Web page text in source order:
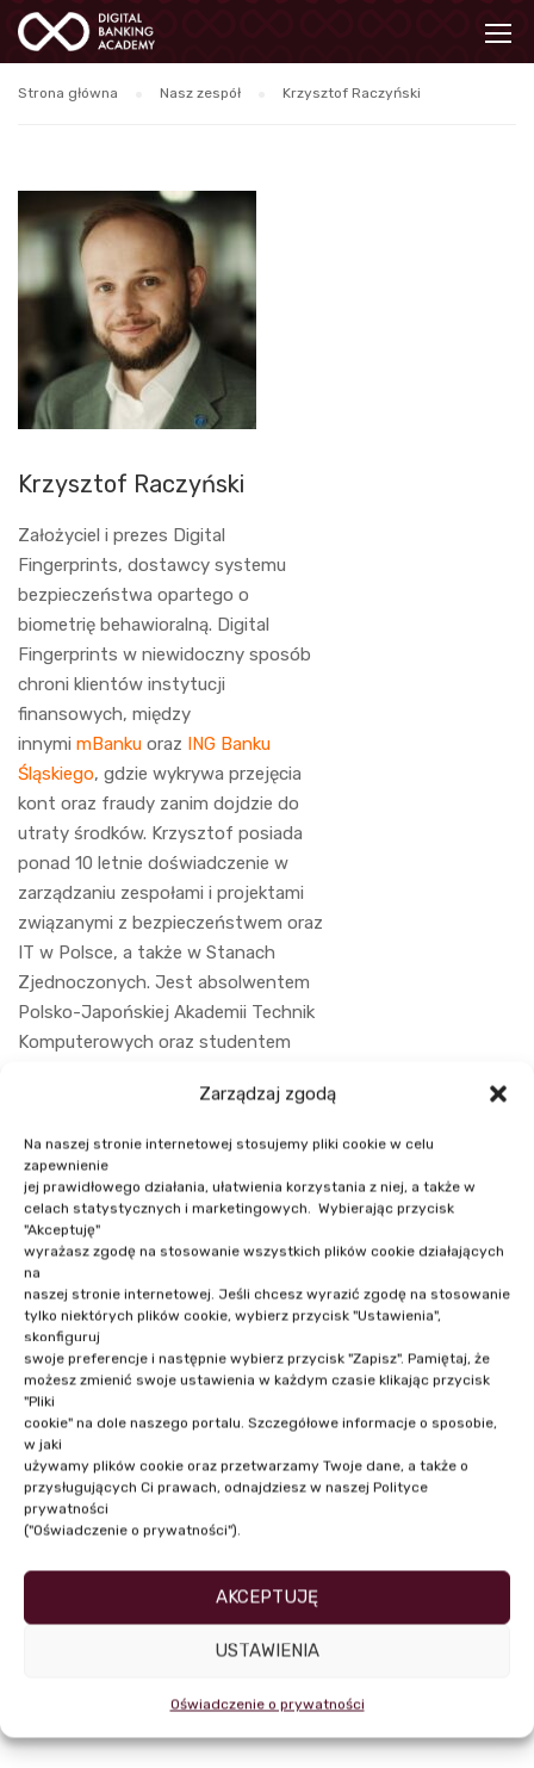
Zarządzaj zgodą
Na naszej stronie internetowej stosujemy pliki cookie w celu
zapewnienie
jej prawidłowego działania, ułatwienia korzystania z niej, a także w
celach statystycznych i marketingowych. Wybierając przycisk
"Akceptuję"
wyrażasz zgodę na stosowanie wszystkich plików cookie działających
na
naszej stronie internetowej. Jeśli chcesz wyrazić zgodę na stosowanie
tylko niektórych plików cookie, wybierz przycisk "Ustawienia",
skonfiguruj
swoje preferencje i następnie wybierz przycisk "Zapisz". Pamiętaj, że
możesz zmienić swoje ustawienia w każdym czasie klikając przycisk
"Pliki
cookie" na dole naszego portalu. Szczegółowe informacje o sposobie,
w jaki
używamy plików cookie oraz przetwarzamy Twoje dane, a także o
przysługujących Ci prawach, odnajdziesz w naszej Polityce
prywatności
("Oświadczenie o prywatności").
AKCEPTUJĘ
USTAWIENIA
Oświadczenie o prywatności
Strona główna Nasz zespół Krzysztof Raczyński
Krzysztof Raczyński
Założyciel i prezes Digital
Fingerprints, dostawcy systemu
bezpieczeństwa opartego o
biometrię behawioralną. Digital
Fingerprints w niewidoczny sposób
chroni klientów instytucji
finansowych, między
innymi mBanku oraz ING Banku
Śląskiego, gdzie wykrywa przejęcia
kont oraz fraudy zanim dojdzie do
utraty środków. Krzysztof posiada
ponad 10 letnie doświadczenie w
zarządzaniu zespołami i projektami
związanymi z bezpieczeństwem oraz
IT w Polsce, a także w Stanach
Zjednoczonych. Jest absolwentem
Polsko-Japońskiej Akademii Technik
Komputerowych oraz studentem
NASI PRELEGENCI